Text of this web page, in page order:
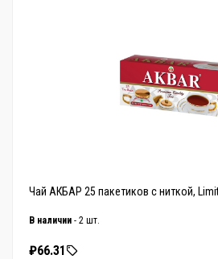
Чай АКБАР 25 пакетиков с ниткой,
В наличии - 2 шт.
₽66.31